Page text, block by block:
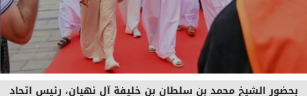
بحضور الشيخ محمد بن سلطان بن خليفة آل نهيان، رئيس اتحاد